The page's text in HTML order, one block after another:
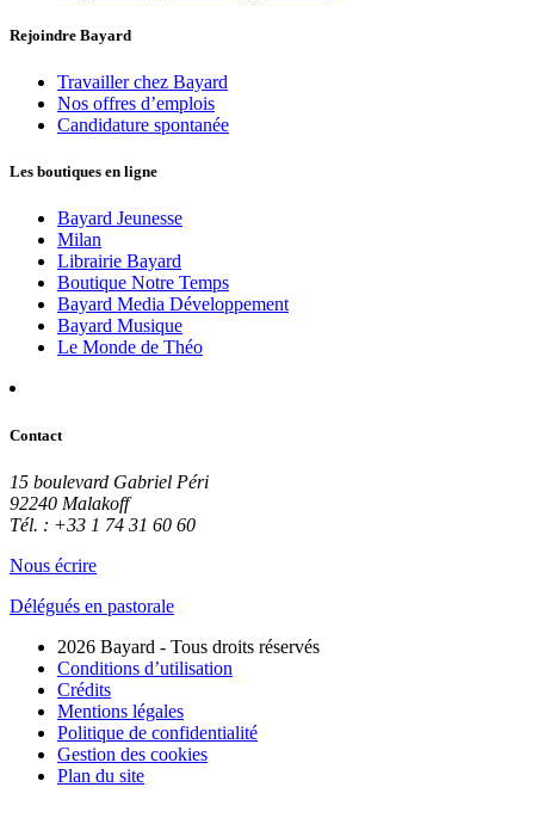
Rejoindre Bayard
Travailler chez Bayard
Nos offres d’emplois
Candidature spontanée
Les boutiques en ligne
Bayard Jeunesse
Milan
Librairie Bayard
Boutique Notre Temps
Bayard Media Développement
Bayard Musique
Le Monde de Théo
Contact
15 boulevard Gabriel Péri
92240 Malakoff
Tél. : +33 1 74 31 60 60
Nous écrire
Délégués en pastorale
2026 Bayard - Tous droits réservés
Conditions d’utilisation
Crédits
Mentions légales
Politique de confidentialité
Gestion des cookies
Plan du site